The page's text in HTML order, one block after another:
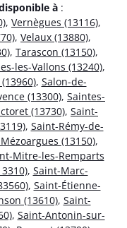
à :
, Vernègues (13116),
, Velaux (13880),
, Tarascon (13150),
les-Vallons (13240),
, Salon-de-
(13300), Saintes-
(13730), Saint-
, Saint-Rémy-de-
(13150),
Mitre-les-Remparts
, Saint-Marc-
, Saint-Étienne-
(13610), Saint-
, Saint-Antonin-sur-